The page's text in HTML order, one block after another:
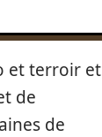
et terroir et
de
de